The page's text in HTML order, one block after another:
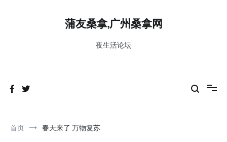
蒲友桑拿,广州桑拿网
夜生活论坛
首页 春天来了 万物复苏